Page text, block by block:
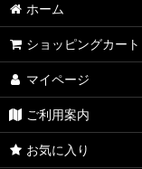
ホーム
ショッピングカート
マイページ
ご利用案内
お気に入り